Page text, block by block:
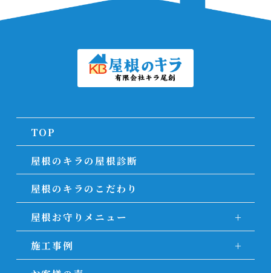
TOP
屋根のキラの屋根診断
屋根のキラのこだわり
屋根お守りメニュー
施工事例